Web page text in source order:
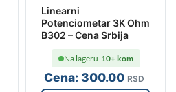
Linearni
Potenciometar 3K Ohm
B302 – Cena Srbija
Cena:300.00 RSD
Na lageru 10+ kom